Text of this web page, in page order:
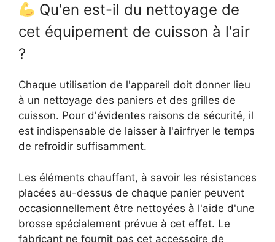
Qu'en est-il du nettoyage de
cet équipement de cuisson à l'air
?
Chaque utilisation de l'appareil doit donner lieu
à un nettoyage des paniers et des grilles de
cuisson. Pour d'évidentes raisons de sécurité, il
est indispensable de laisser à l'airfryer le temps
de refroidir suffisamment.
Les éléments chauffant, à savoir les résistances
placées au-dessus de chaque panier peuvent
occasionnellement être nettoyées à l'aide d'une
brosse spécialement prévue à cet effet. Le
fabricant ne fournit pas cet accessoire de